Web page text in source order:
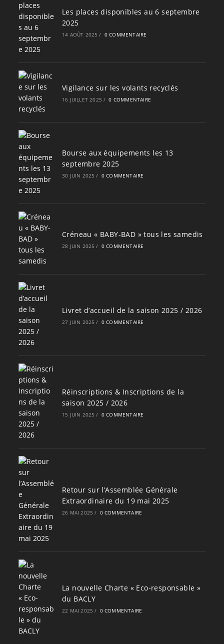
Les places disponibles au 6 septembre
2025
14 AOÛT 2025 / 0 COMMENTAIRE
Vigilance sur les volants recyclés
16 JUILLET 2025 / 0 COMMENTAIRE
Bourse aux équipements les 13
septembre 2025
30 JUIN 2025 / 0 COMMENTAIRE
Créneau « BABY-BAD » tous les samedis
28 JUIN 2025 / 0 COMMENTAIRE
Livret d’accueil de la saison 2025 / 2026
27 JUIN 2025 / 0 COMMENTAIRE
Réinscriptions & Inscriptions de la
saison 2025 / 2026
15 JUIN 2025 / 0 COMMENTAIRE
Retour sur l’Assemblée Générale
Extraordinaire du 19 mai 2025
26 MAI 2025 / 0 COMMENTAIRE
La nouvelle Charte « Eco-responsable »
du BACLY
22 MAI 2025 / 0 COMMENTAIRE